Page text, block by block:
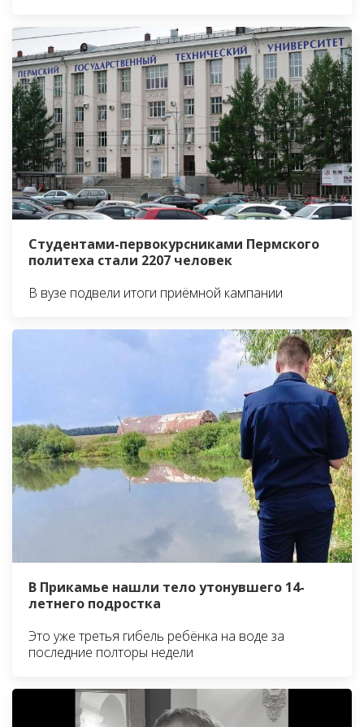
Студентами-первокурсниками Пермского
политеха стали 2207 человек
В вузе подвели итоги приёмной кампании
В Прикамье нашли тело утонувшего 14-
летнего подростка
Это уже третья гибель ребёнка на воде за
последние полторы недели